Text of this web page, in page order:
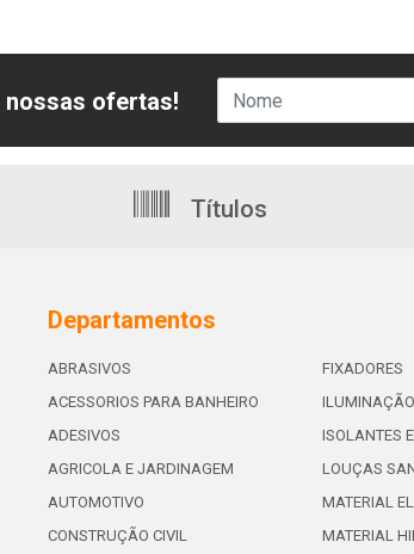
nossas ofertas!
Títulos
Departamentos
ABRASIVOS
ACESSORIOS PARA BANHEIRO
ADESIVOS
AGRICOLA E JARDINAGEM
AUTOMOTIVO
CONSTRUÇÃO CIVIL
FIXADORES
ILUMINAÇÃO
ISOLANTES
LOUÇAS
MATERIAL
MATERIAL